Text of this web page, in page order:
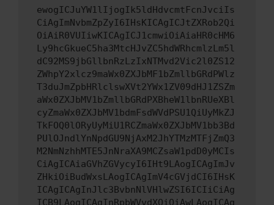
ewogICJuYW1lIjogIk5ldHdvcmtFcnJvciIs
CiAgImNvbmZpZyI6IHsKICAgICJtZXRob2Qi
OiAiR0VUIiwKICAgICJ1cmwiOiAiaHR0cHM6
Ly9hcGkueC5ha3MtcHJvZC5hdWRhcmlzLm5l
dC92MS9jbGllbnRzLzIxNTMvd2Vic2l0ZS12
ZWhpY2xlcz9maWx0ZXJbMF1bZmllbGRdPWlz
T3duJmZpbHRlclswXVt2YWx1ZV09dHJ1ZSZm
aWx0ZXJbMV1bZmllbGRdPXBheW1lbnRUeXBl
cyZmaWx0ZXJbMV1bdmFsdWVdPSU1QiUyMkZJ
TkFOQ0lORyUyMiU1RCZmaWx0ZXJbMV1bb3Bd
PUlOJndlYnNpdGU9NjAxM2JhYTMzMTFjZmQ3
M2NmNzhhMTE5JnNraXA9MCZsaW1pdD0yMCIs
CiAgICAiaGVhZGVycyI6IHt9LAogICAgImJv
ZHkiOiBudWxsLAogICAgImV4cGVjdCI6IHsK
ICAgICAgInJlc3BvbnNlVHlwZSI6ICIiCiAg
ICB9LAogICAgInRpbWVvdXQiOiAwLAogICAg